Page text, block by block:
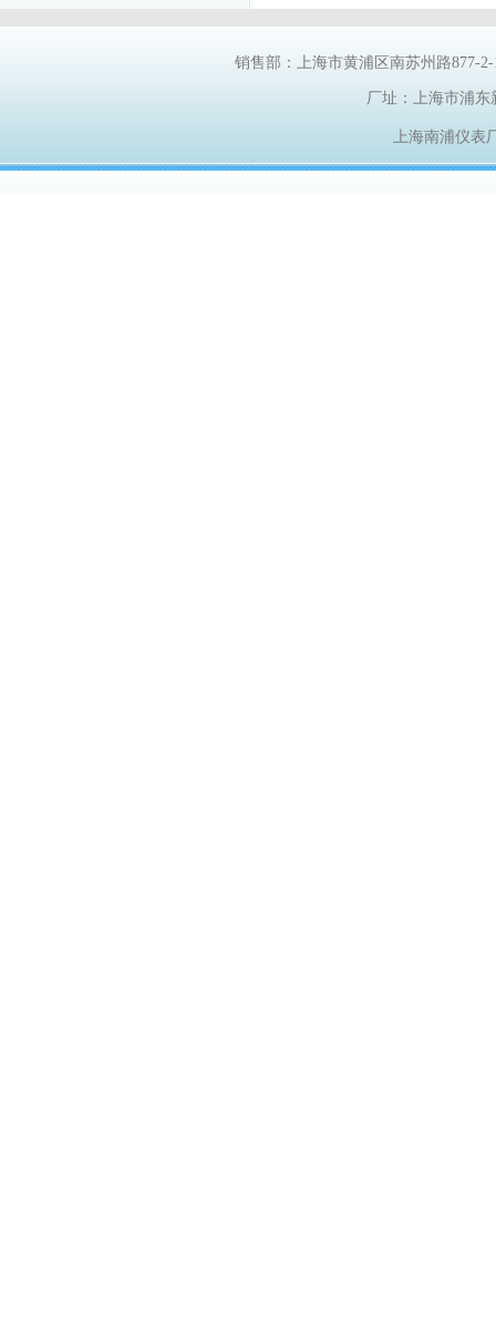
销售部：上海市黄浦区南苏州路877-
厂址：上海市浦
上海南浦仪表